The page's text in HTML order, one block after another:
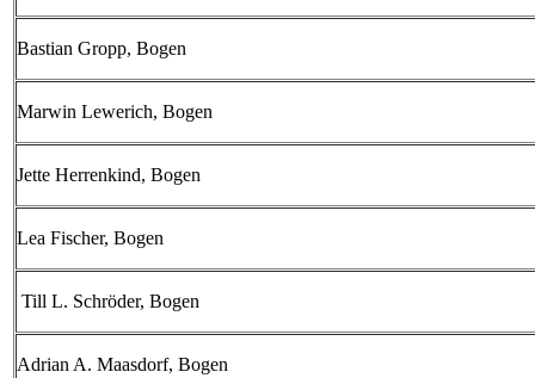
Bastian Gropp, Bogen
Marwin Lewerich, Bogen
Jette Herrenkind, Bogen
Lea Fischer, Bogen
Till L. Schröder, Bogen
Adrian A. Maasdorf, Bogen